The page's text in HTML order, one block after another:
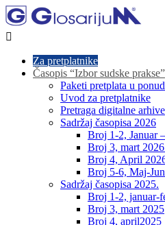

Za pretplatnike
Časopis “Izbor sudske prakse”
Paketi pretplata u
Uvod za pretplatnike
Pretraga digitalne arhive
Sadržaj časopisa 2026
Broj 1-2, Januar
Broj 3, mart
Broj 4, April
Broj 5-6, Maj-
Sadržaj časopisa 2025.
Broj 1-2, januar-
Broj 3, mart 2025
Broj 4, april2025